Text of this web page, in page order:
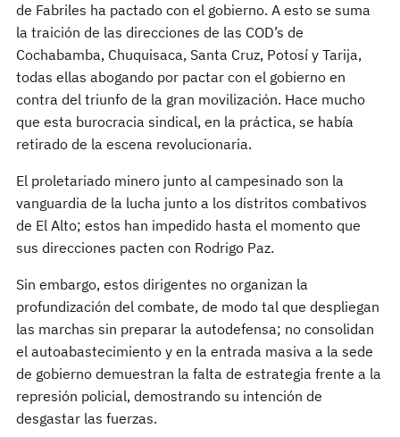
de Fabriles ha pactado con el gobierno. A esto se suma
la traición de las direcciones de las COD’s de
Cochabamba, Chuquisaca, Santa Cruz, Potosí y Tarija,
todas ellas abogando por pactar con el gobierno en
contra del triunfo de la gran movilización. Hace mucho
que esta burocracia sindical, en la práctica, se había
retirado de la escena revolucionaria.
El proletariado minero junto al campesinado son la
vanguardia de la lucha junto a los distritos combativos
de El Alto; estos han impedido hasta el momento que
sus direcciones pacten con Rodrigo Paz.
Sin embargo, estos dirigentes no organizan la
profundización del combate, de modo tal que despliegan
las marchas sin preparar la autodefensa; no consolidan
el autoabastecimiento y en la entrada masiva a la sede
de gobierno demuestran la falta de estrategia frente a la
represión policial, demostrando su intención de
desgastar las fuerzas.